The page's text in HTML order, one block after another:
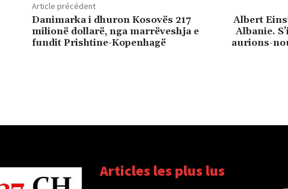
Article précédent
Danimarka i dhuron Kosovës 217
milionë dollarë, nga marrëveshja e
fundit Prishtine-Kopenhagë
Albert
Albanie.
aurions-
Articles les plus lus